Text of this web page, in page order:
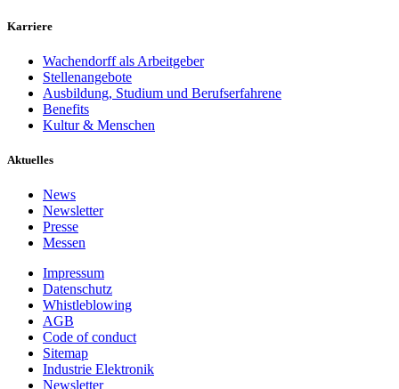
Karriere
Wachendorff als Arbeitgeber
Stellenangebote
Ausbildung, Studium und Berufserfahrene
Benefits
Kultur & Menschen
Aktuelles
News
Newsletter
Presse
Messen
Impressum
Datenschutz
Whistleblowing
AGB
Code of conduct
Sitemap
Industrie Elektronik
Newsletter